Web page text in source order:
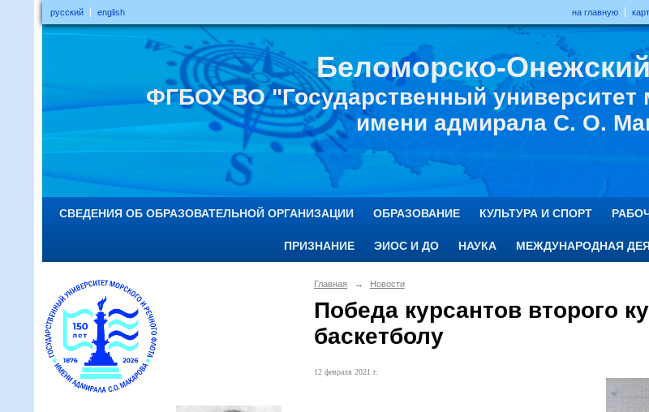
русский english на главную
Беломорско-
ФГБОУ ВО "Государственный университет
имени адмирала С. О.
СВЕДЕНИЯ ОБ ОБРАЗОВАТЕЛЬНОЙ ОРГАНИЗАЦИИ ОБРАЗОВАНИЕ КУЛЬТУРА И СПОРТ
ПРИЗНАНИЕ ЭИОС И ДО НАУКА МЕЖДУНАРОДНАЯ
Главная → Новости
Победа курсантов второго
баскетболу
12 февраля 2021 г.